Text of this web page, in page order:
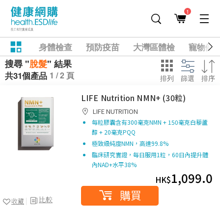
1
身體檢查 預防疫苗 大灣區體檢 寵物健
搜尋 "脫髮" 結果
共31個產品 1 / 2 頁 排列 篩選 排序
比較
收藏
LIFE Nutrition NMN+ (30粒)
LIFE NUTRITION
每粒膠囊含有300毫克NMN + 150毫克白藜蘆
醇 + 20毫克PQQ
極致級純度NMN ，高達99.8%
臨床研究實證，每日服用1粒，60日內提升體
內NAD+水平38%
HK$1,099.0
購買